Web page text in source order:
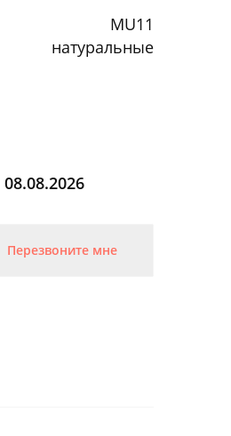
MU11
натуральные
08.08.2026
Перезвоните мне